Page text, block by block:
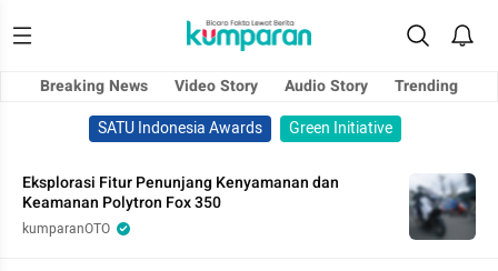
Breaking News Video Story Audio Story
Trending
SATU Indonesia Awards
Green Initiative
Eksplorasi Fitur Penunjang Kenyamanan dan
Keamanan Polytron Fox 350
kumparanOTO